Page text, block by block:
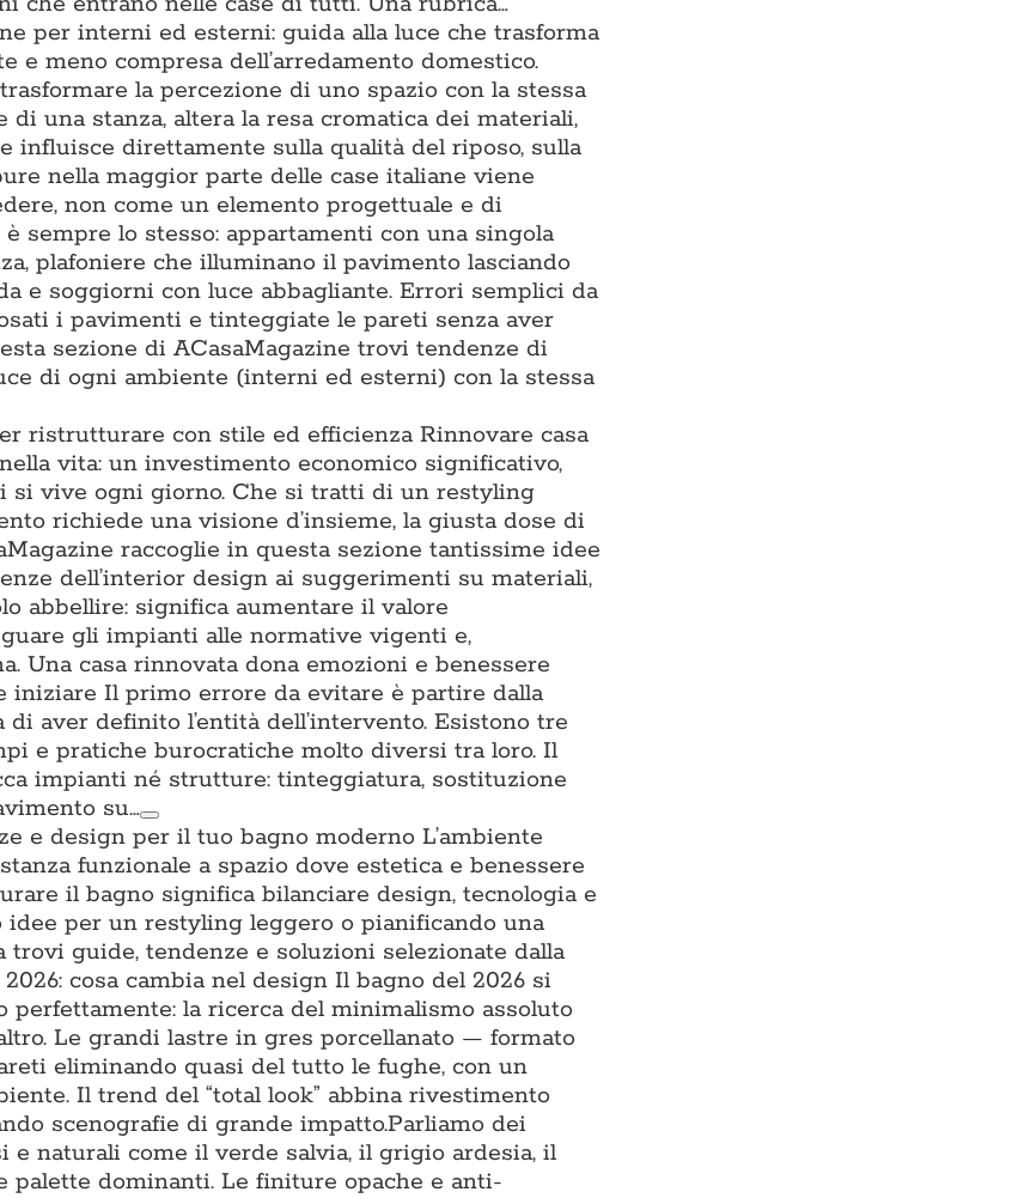
per interni ed esterni: guida alla luce che trasforma
meno compresa dell’arredamento domestico.
la percezione di uno spazio con la stessa
una stanza, altera la resa cromatica dei materiali,
influisce direttamente sulla qualità del riposo, sulla
nella maggior parte delle case italiane viene
non come un elemento progettuale e di
sempre lo stesso: appartamenti con una singola
plafoniere che illuminano il pavimento lasciando
e soggiorni con luce abbagliante. Errori semplici da
i pavimenti e tinteggiate le pareti senza aver
sezione di ACasaMagazine trovi tendenze di
di ogni ambiente (interni ed esterni) con la stessa
ristrutturare con stile ed efficienza Rinnovare casa
vita: un investimento economico significativo,
si vive ogni giorno. Che si tratti di un restyling
richiede una visione d’insieme, la giusta dose di
raccoglie in questa sezione tantissime idee
dell’interior design ai suggerimenti su materiali,
abbellire: significa aumentare il valore
gli impianti alle normative vigenti e,
Una casa rinnovata dona emozioni e benessere
iniziare Il primo errore da evitare è partire dalla
aver definito l’entità dell’intervento. Esistono tre
e pratiche burocratiche molto diversi tra loro. Il
impianti né strutture: tinteggiatura, sostituzione
su…
e design per il tuo bagno moderno L’ambiente
funzionale a spazio dove estetica e benessere
il bagno significa bilanciare design, tecnologia e
per un restyling leggero o pianificando una
guide, tendenze e soluzioni selezionate dalla
cosa cambia nel design Il bagno del 2026 si
la ricerca del minimalismo assoluto
Le grandi lastre in gres porcellanato — formato
eliminando quasi del tutto le fughe, con un
Il trend del “total look” abbina rivestimento
scenografie di grande impatto.Parliamo dei
naturali come il verde salvia, il grigio ardesia, il
palette dominanti. Le finiture opache e anti-